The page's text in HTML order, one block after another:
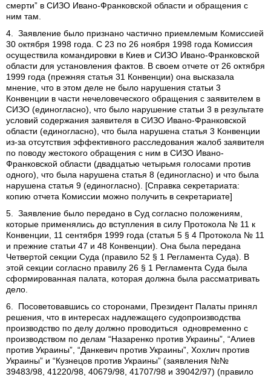
смерти” в СИЗО Ивано-Франковской области и обращения с
ним там.
4. Заявление было признано частично приемлемым Комиссией
30 октября 1998 года. С 23 по 26 ноября 1998 года Комиссия
осуществила командировки в Киев и СИЗО Ивано-Франковской
области для установления фактов. В своем отчете от 26 октября
1999 года (прежняя статья 31 Конвенции) она высказала
мнение, что в этом деле не было нарушения статьи 3
Конвенции в части нечеловеческого обращения с заявителем в
СИЗО (единогласно), что было нарушение статьи 3 в результате
условий содержания заявителя в СИЗО Ивано-Франковской
области (единогласно), что была нарушена статья 3 Конвенции
из-за отсутствия эффективного расследования жалоб заявителя
по поводу жестокого обращения с ним в СИЗО Ивано-
Франковской области (двадцатью четырьмя голосами против
одного), что была нарушена статья 8 (единогласно) и что была
нарушена статья 9 (единогласно). [Справка секретариата:
копию отчета Комиссии можно получить в секретариате]
5. Заявление было передано в Суд согласно положениям,
которые применялись до вступления в силу Протокола № 11 к
Конвенции, 11 сентября 1999 года (статья 5 § 4 Протокола № 11
и прежние статьи 47 и 48 Конвенции). Она была передана
Четвертой секции Суда (правило 52 § 1 Регламента Суда). В
этой секции согласно правилу 26 § 1 Регламента Суда была
сформированная палата, которая должна была рассматривать
дело.
6. Посоветовавшись со сторонами, Президент Палаты принял
решения, что в интересах надлежащего судопроизводства
производство по делу должно проводиться одновременно с
производством по делам “Назаренко против Украины”, “Алиев
против Украины”, “Данкевич против Украины”, Хохлич против
Украины” и “Кузнецов против Украины” (заявления №№
39483/98, 41220/98, 40679/98, 41707/98 и 39042/97) (правило